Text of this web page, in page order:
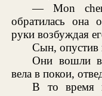
— Mon
обратилась она
руки возбуждая
Сын, опустив
Они вошли в
вела в покои,
В то время